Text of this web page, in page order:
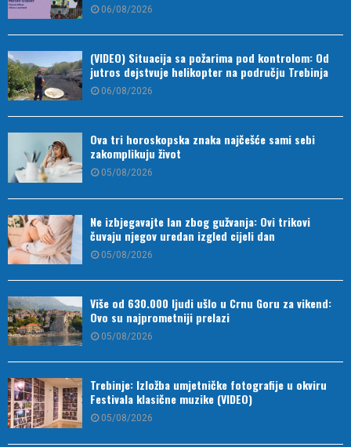
06/08/2026
(VIDEO) Situacija sa požarima pod kontrolom: Od
jutros dejstvuje helikopter na području Trebinja
06/08/2026
Ova tri horoskopska znaka najčešće sami sebi
zakomplikuju život
05/08/2026
Ne izbjegavajte lan zbog gužvanja: Ovi trikovi
čuvaju njegov uredan izgled cijeli dan
05/08/2026
Više od 630.000 ljudi ušlo u Crnu Goru za vikend:
Ovo su najprometniji prelazi
05/08/2026
Trebinje: Izložba umjetničke fotografije u okviru
Festivala klasične muzike (VIDEO)
05/08/2026